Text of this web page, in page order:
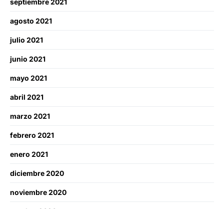
agosto 2021
julio 2021
junio 2021
mayo 2021
abril 2021
marzo 2021
febrero 2021
enero 2021
diciembre 2020
noviembre 2020